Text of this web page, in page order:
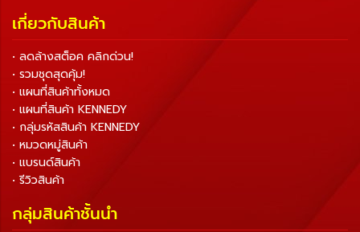
เกี่ยวกับสินค้า
• ลดล้างสต็อค คลิกด่วน!
• รวมชุดสุดคุ้ม!
• แผนที่สินค้าทั้งหมด
• แผนที่สินค้า KENNEDY
• กลุ่มรหัสสินค้า KENNEDY
• หมวดหมู่สินค้า
• แบรนด์สินค้า
• รีวิวสินค้า
กลุ่มสินค้าชั้นนำ